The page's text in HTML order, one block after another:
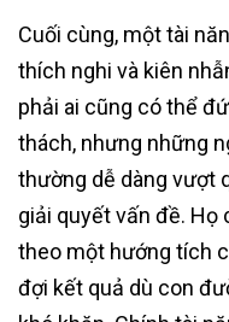
Cuối cùng, một tài
thích nghi và kiên
phải ai cũng có thể
thách, nhưng những
thường dễ dàng vượt
giải quyết vấn đề. Họ
theo một hướng tích
đợi kết quả dù con